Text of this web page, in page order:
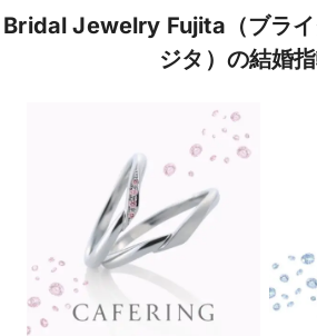
Bridal Jewelry Fujita（ブライ
ジタ）の結婚